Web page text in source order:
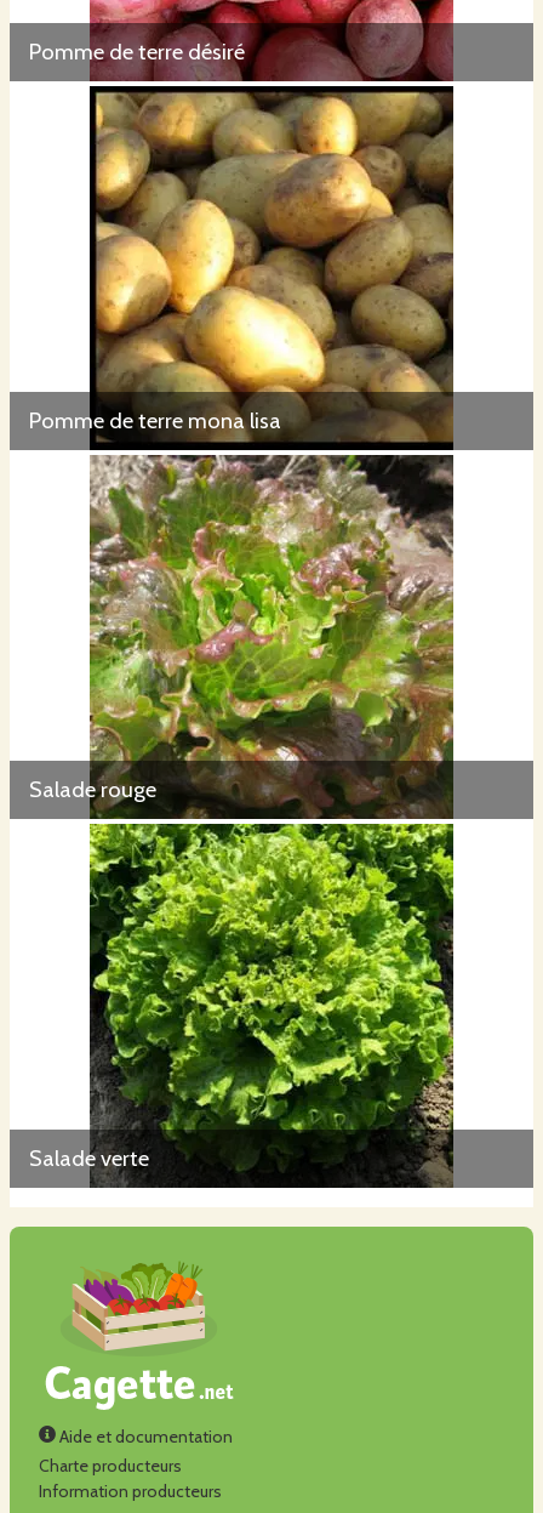
Pomme de terre désiré
Pomme de terre mona lisa
Salade rouge
Salade verte
Aide et documentation
Charte producteurs
Information producteurs